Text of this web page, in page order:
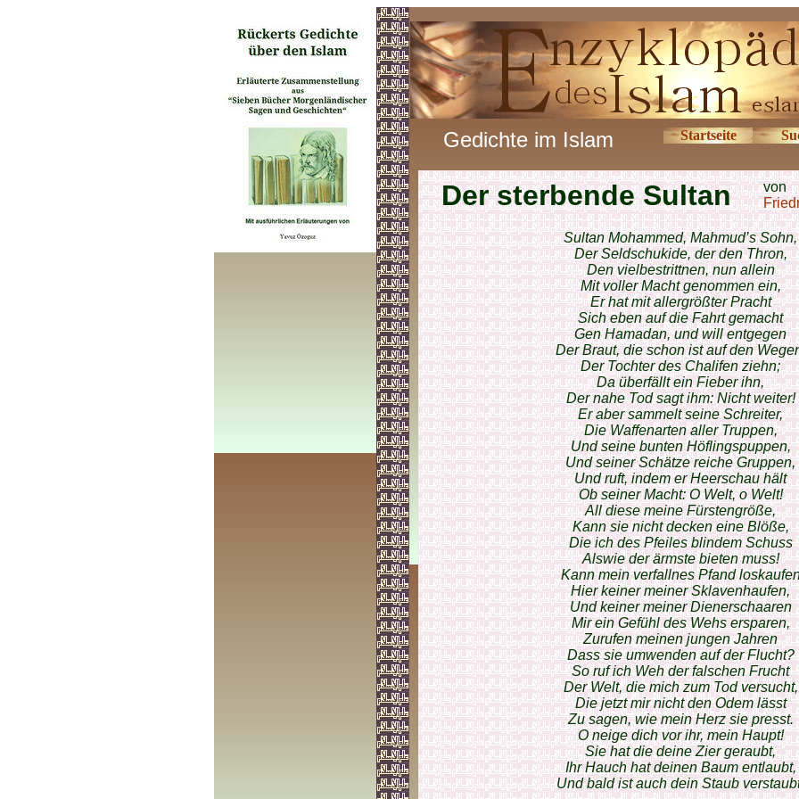
Gedichte im Islam Startseite
Der sterbende Sultan
von
Sultan Mohammed, Mahmud’s Sohn,
Der Seldschukide, der den Thron,
Den vielbestrittnen, nun allein
Mit voller Macht genommen ein,
Er hat mit allergrößter Pracht
Sich eben auf die Fahrt gemacht
Gen Hamadan, und will entgegen
Der Braut, die schon ist auf den
Der Tochter des Chalifen ziehn;
Da überfällt ein Fieber ihn,
Der nahe Tod sagt ihm: Nicht weiter!
Er aber sammelt seine Schreiter,
Die Waffenarten aller Truppen,
Und seine bunten Höflingspuppen,
Und seiner Schätze reiche Gruppen,
Und ruft, indem er Heerschau hält
Ob seiner Macht: O Welt, o Welt!
All diese meine Fürstengröße,
Kann sie nicht decken eine Blöße,
Die ich des Pfeiles blindem Schuss
Alswie der ärmste bieten muss!
Kann mein verfallnes Pfand
Hier keiner meiner Sklavenhaufen,
Und keiner meiner Dienerschaaren
Mir ein Gefühl des Wehs ersparen,
Zurufen meinen jungen Jahren
Dass sie umwenden auf der Flucht?
So ruf ich Weh der falschen Frucht
Der Welt, die mich zum Tod versucht,
Die jetzt mir nicht den Odem lässt
Zu sagen, wie mein Herz sie presst.
O neige dich vor ihr, mein Haupt!
Sie hat die deine Zier geraubt,
Ihr Hauch hat deinen Baum entlaubt,
Und bald ist auch dein Staub